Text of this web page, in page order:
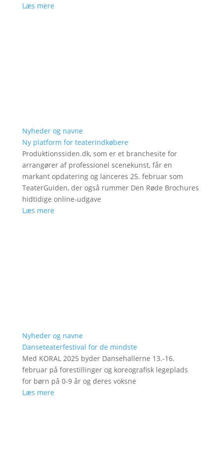
Læs mere
Nyheder og navne
Ny platform for teaterindkøbere
Produktionssiden.dk, som er et branchesite for
arrangører af professionel scenekunst, får en
markant opdatering og lanceres 25. februar som
TeaterGuiden, der også rummer Den Røde Brochures
hidtidige online-udgave
Læs mere
Nyheder og navne
Danseteaterfestival for de mindste
Med KORAL 2025 byder Dansehallerne 13.-16.
februar på forestillinger og koreografisk legeplads
for børn på 0-9 år og deres voksne
Læs mere